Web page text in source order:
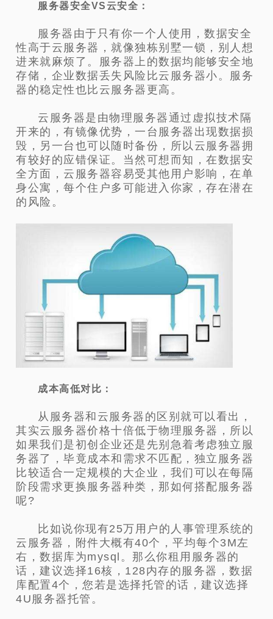
服务器安全VS云安全：
服务器由于只有你一个人使用，数据安全
性高于云服务器，就像独栋别墅一锁，别人想
进来就麻烦了。服务器上的数据均能够安全地
存储，企业数据丢失风险比云服务器小。服务
器的稳定性也比云服务器更高。
云服务器是由物理服务器通过虚拟技术隔
开来的，有镜像优势，一台服务器出现数据损
毁，另一台也可以随时备份，所以云服务器拥
有较好的应错保证。当然可想而知，在数据安
全方面，云服务器容易受其他用户影响，在单
身公寓，每个住户多可能进入你家，存在潜在
的风险。
成本高低对比：
从服务器和云服务器的区别就可以看出，
其实云服务器价格十倍低于物理服务器，所以
如果我们是初创企业还是先别急着考虑独立服
务器了，毕竟成本和需求不匹配，独立服务器
比较适合一定规模的大企业，我们可以在每隔
阶段需求更换服务器种类，那如何搭配服务器
呢?
比如说你现有25万用户的人事管理系统的
云服务器，附件大概有40个，平均每个3M左
右，数据库为mysql。那么你租用服务器的
话，建议选择16核，128内存的服务器，数据
库配置4个，您若是选择托管的话，建议选择
4U服务器托管。